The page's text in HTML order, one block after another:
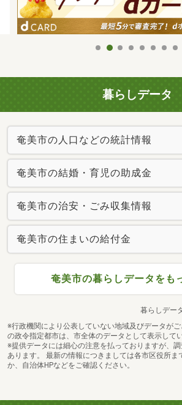
暮らしデータ
奄美市の人口などの統計情報
奄美市の結婚・育児の助成金
奄美市の治安・ごみ収集情報
奄美市の住まいの給付金
奄美市の暮らしデータをも
暮らしデー
※行政機関により公表していない地域及びデータが
の政令指定都市は、市全体のデータとして表示してい
※提供データには細心の注意を払っておりますが、
あります。 最新の情報につきましては各市区役所ま
か、自治体HPなどをご確認ください。